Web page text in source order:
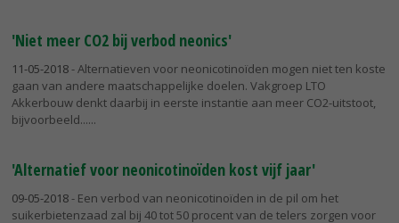
'Niet meer CO2 bij verbod neonics'
11-05-2018- Alternatieven voor neonicotinoïden mogen niet ten koste
gaan van andere maatschappelijke doelen. Vakgroep LTO
Akkerbouw denkt daarbij in eerste instantie aan meer CO2-uitstoot,
bijvoorbeeld...
'Alternatief voor neonicotinoïden kost vijf jaar'
09-05-2018- Een verbod van neonicotinoïden in de pil om het
suikerbietenzaad zal bij 40 tot 50 procent van de telers zorgen voor